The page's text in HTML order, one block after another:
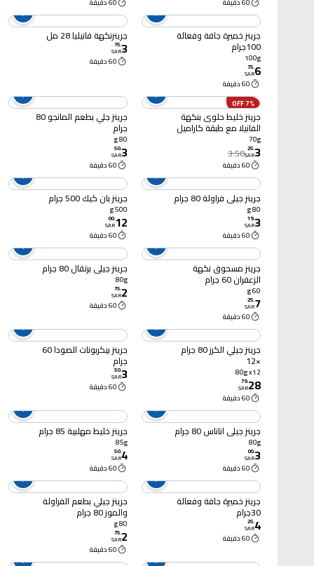
جرينز خميرة جافة وفعالة
100جرام
100g
6
.
75
SAR
60 دقيقة
جرينزنكهة فانيليا 28 مل
3
.
75
SAR
60 دقيقة
7% OFF
جرينز خليط حلوى بنكهة
الفانيلا مع طبقة كاراميل
70 جرام
70g
3
.
25
SAR
3.50
60 دقيقة
جرينز جلي بطعم المانجو 80
جرام
80 g
3
.
50
SAR
60 دقيقة
جرينز جيلي فراولة 80 جرام
80 g
3
.
19
SAR
60 دقيقة
جرينز بان كيك 500 جرام
500 g
12
.
00
SAR
60 دقيقة
جرينز مسحوق نكهة
الزعفران 60 جرام
60 g
7
.
25
SAR
60 دقيقة
جرينز جيلي برتقال 80 جرام
80g
2
.
75
SAR
60 دقيقة
جرينز جيلي الكرز 80 جرام
×12
80g x12
28
.
79
SAR
60 دقيقة
جرينز بيكربونات الصودا 60
جرام
3
.
50
SAR
60 دقيقة
جرينز جيلي اناناس 80 جرام
80g
3
.
00
SAR
60 دقيقة
جرينز خليط مهلبية 85 جرام
85g
4
.
50
SAR
60 دقيقة
جرينز خميرة جافة وفعالة
30جرام
4
.
25
SAR
60 دقيقة
جرينز جيلي بطعم الفراولة
والموز 80 جرام
80 g
2
.
75
SAR
60 دقيقة